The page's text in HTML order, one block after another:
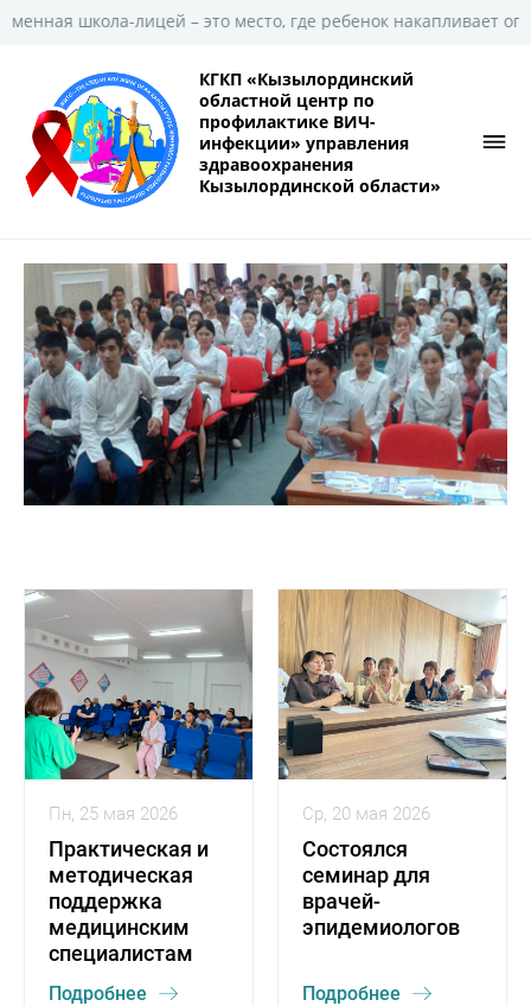
– это место, где ребенок накапливает опыт широкого
КГКП «Кызылординский
областной центр по
профилактике ВИЧ-
инфекции» управления
здравоохранения
Кызылординской области»
Пн, 25 мая 2026
Практическая и
методическая
поддержка
медицинским
специалистам
Подробнее
Ср, 20 мая 2026
Состоялся
семинар для
врачей-
эпидемиологов
Подробнее